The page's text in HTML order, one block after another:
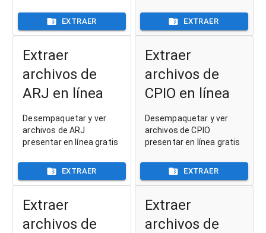
EXTRAER EXTRAER
Extraer
archivos de
ARJ en línea
Desempaquetar y ver
archivos de ARJ
presentar en línea gratis
EXTRAER
Extraer
archivos de
CPIO en línea
Desempaquetar y ver
archivos de CPIO
presentar en línea gratis
EXTRAER
Extraer
archivos de
Extraer
archivos de